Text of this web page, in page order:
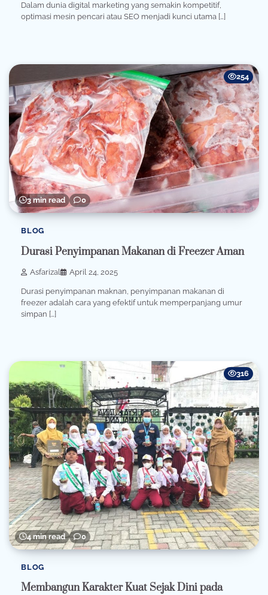
Dalam dunia digital marketing yang semakin kompetitif,
optimasi mesin pencari atau SEO menjadi kunci utama […]
3 min read 0
254
BLOG
Durasi Penyimpanan Makanan di Freezer Aman
Asfarizal April 24, 2025
Durasi penyimpanan maknan, penyimpanan makanan di
freezer adalah cara yang efektif untuk memperpanjang umur
simpan […]
4 min read 0
316
BLOG
Membangun Karakter Kuat Sejak Dini pada